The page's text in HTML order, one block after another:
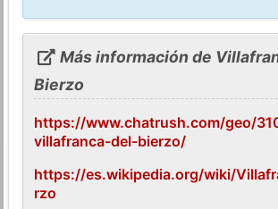
Más información de
Bierzo
https://www.chatrush.com/geo/
villafranca-del-bierzo/
https://es.wikipedia.org/wiki/
rzo